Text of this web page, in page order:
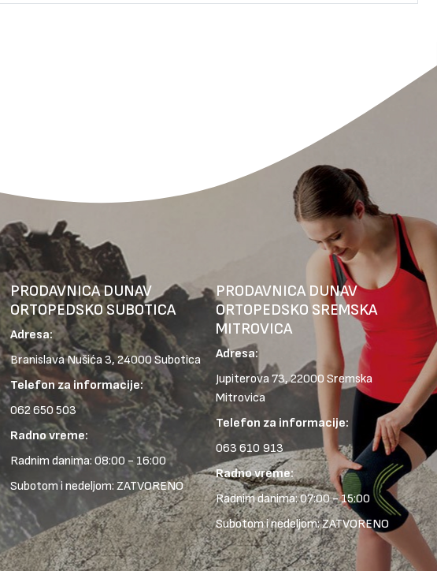
PRODAVNICA DUNAV
ORTOPEDSKO SUBOTICA
Adresa:
Branislava Nušića 3, 24000 Subotica
Telefon za informacije:
062 650 503
Radno vreme:
Radnim danima: 08:00 - 16:00
Subotom i nedeljom: ZATVORENO
PRODAVNICA DUNAV
ORTOPEDSKO SREMSKA
MITROVICA
Adresa:
Jupiterova 73, 22000 Sremska
Mitrovica
Telefon za informacije:
063 610 913
Radno vreme:
Radnim danima: 07:00 - 15:00
Subotom i nedeljom: ZATVORENO